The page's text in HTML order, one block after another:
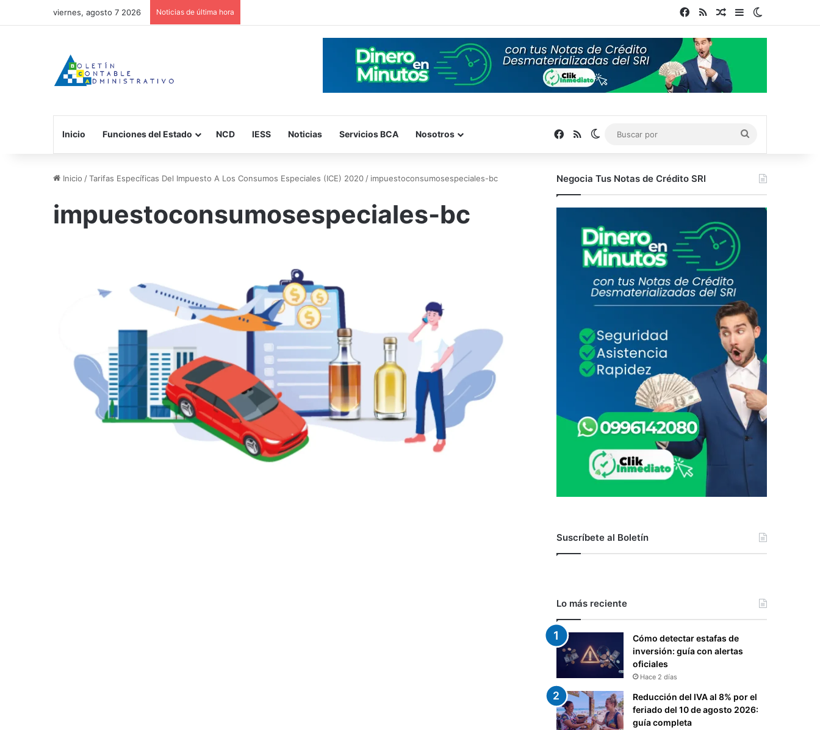
viernes, agosto 7 2026 Noticias de última hora Facebook
RSS Publicación al azar
Barra lateral
Inicio Funciones del Estado NCD IESS Noticias Servicios BCA Nosotros Facebook
RSS Switch skin
por
Inicio /Tarifas Específicas Del Impuesto A Los Consumos Especiales (ICE) 2020 / impuestoconsumosespeciales-bc
impuestoconsumosespeciales-bc
Negocia Tus Notas de Crédito SRI
Suscríbete al Boletín
Lo más reciente
Cómo detectar estafas de
inversión: guía con alertas
oficiales
Hace 2 días
Reducción del IVA al 8% por el
feriado del 10 de agosto 2026:
guía completa